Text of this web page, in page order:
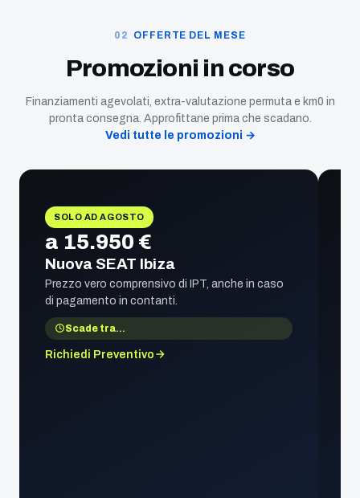
OFFERTE DEL MESE
Promozioni in corso
Finanziamenti agevolati, extra-valutazione permuta e km0 in
pronta consegna. Approfittane prima che scadano.
Vedi tutte le promozioni →
SOLO AD AGOSTO
a 15.950 €
Nuova SEAT Ibiza
Prezzo vero comprensivo di IPT, anche in caso
di pagamento in contanti.
Scade tra…
Richiedi Preventivo